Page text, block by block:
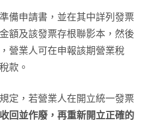
備申請書，並在其中詳列發票
額及該發票存根聯影本，然後
營業人可在申報該期營業稅
款。
定，若營業人在開立統一發票
回並作廢，再重新開立正確的